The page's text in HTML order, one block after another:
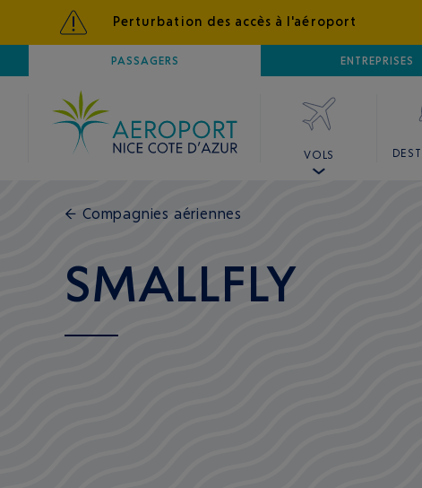
Perturbation des accès à l'aéroport
PASSAGERS ENTREPRISES
AÉROPORTNICE CÔTE D'AZUR
VOLS
← Compagnies aériennes
SMALLFLY